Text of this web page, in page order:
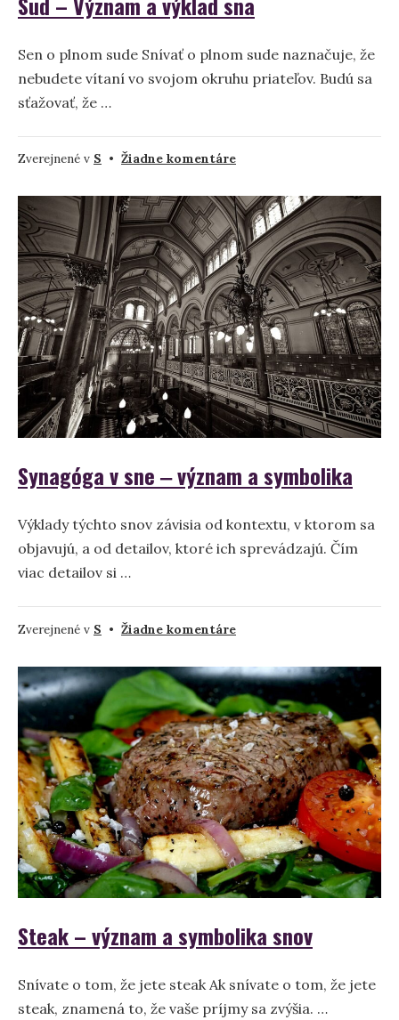
Sen o plnom sude Snívať o plnom sude naznačuje, že
nebudete vítaní vo svojom okruhu priateľov. Budú sa
sťažovať, že …
Zverejnené v S • Žiadne komentárena
–
Význam
a
výklad
sna
Synagóga v sne ‒ význam a symbolika
Výklady týchto snov závisia od kontextu, v ktorom sa
objavujú, a od detailov, ktoré ich sprevádzajú. Čím
viac detailov si …
Zverejnené v S • Žiadne komentárena
v
sne
‒
význam
a
symbolika
Steak – význam a symbolika snov
Snívate o tom, že jete steak Ak snívate o tom, že jete
steak, znamená to, že vaše príjmy sa zvýšia. …